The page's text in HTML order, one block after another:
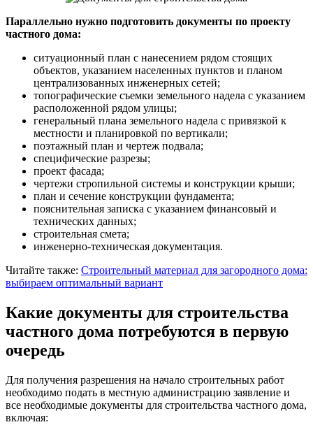
Параллельно нужно подготовить документы по проекту
частного дома:
ситуационный план с нанесением рядом стоящих
объектов, указанием населенных пунктов и планом
централизованных инженерных сетей;
топографические съемки земельного надела с указанием
расположенной рядом улицы;
генеральный плана земельного надела с привязкой к
местности и планировкой по вертикали;
поэтажный план и чертеж подвала;
специфические разрезы;
проект фасада;
чертежи стропильной системы и конструкции крыши;
план и сечение конструкции фундамента;
пояснительная записка с указанием финансовый и
технических данных;
строительная смета;
инженерно-техническая документация.
Читайте также: Строительный материал для загородного дома:
выбираем оптимальный вариант
Какие документы для строительства
частного дома потребуются в первую
очередь
Для получения разрешения на начало строительных работ
необходимо подать в местную администрацию заявление и
все необходимые документы для строительства частного дома,
включая: